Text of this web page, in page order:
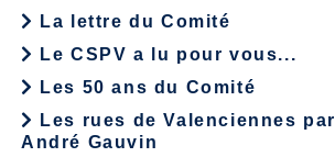
La lettre du Comité
Le CSPV a lu pour vous...
Les 50 ans du Comité
Les rues de Valenciennes par
André Gauvin